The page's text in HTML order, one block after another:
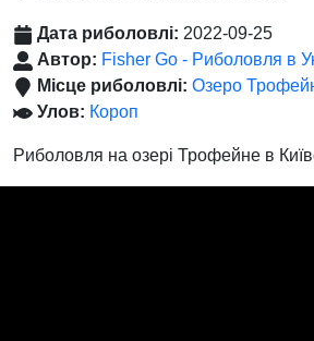
Дата риболовлі: 2022-09-25
Автор: Fisher Go - Риболовля в
Місце риболовлі: Озеро
Улов: Короп
Риболовля на озері Трофейне в